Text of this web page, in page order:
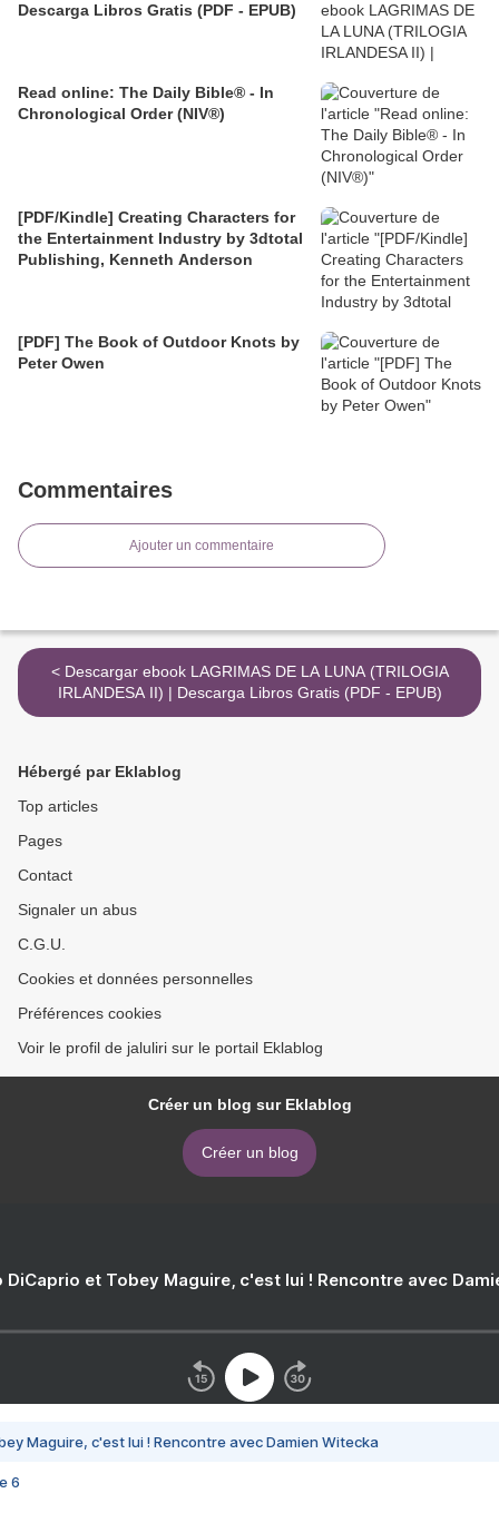
Descarga Libros Gratis (PDF - EPUB)
Read online: The Daily Bible® - In
Chronological Order (NIV®)
[PDF/Kindle] Creating Characters for
the Entertainment Industry by 3dtotal
Publishing, Kenneth Anderson
[PDF] The Book of Outdoor Knots by
Peter Owen
Commentaires
Ajouter un commentaire
< Descargar ebook LAGRIMAS DE LA LUNA (TRILOGIA
IRLANDESA II) | Descarga Libros Gratis (PDF - EPUB)
Hébergé par Eklablog
Top articles
Pages
Contact
Signaler un abus
C.G.U.
Cookies et données personnelles
Préférences cookies
Voir le profil de jaluliri sur le portail Eklablog
Créer un blog sur Eklablog
Créer un blog
DiCaprio et Tobey Maguire, c'est lui ! Rencontre avec
Maguire, c'est lui ! Rencontre avec Damien Witecka
6